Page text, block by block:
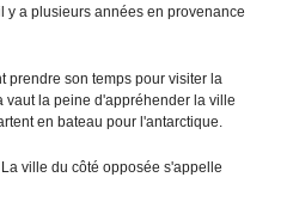
y a plusieurs années en provenance
prendre son temps pour visiter la
vaut la peine d'appréhender la ville
en bateau pour l'antarctique.
ville du côté opposée s'appelle